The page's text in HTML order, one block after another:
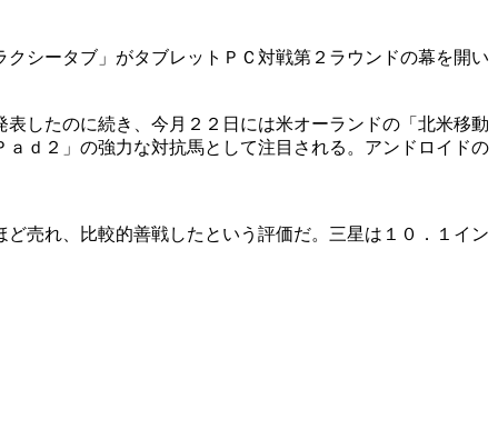
シータブ」がタブレットＰＣ対戦第２ラウンドの幕を開い
したのに続き、今月２２日には米オーランドの「北米移動
ｄ２」の強力な対抗馬として注目される。アンドロイドの
売れ、比較的善戦したという評価だ。三星は１０．１イン